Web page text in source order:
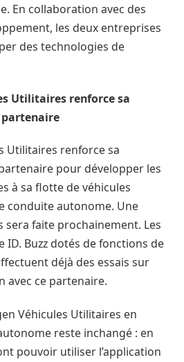
En collaboration avec des
les deux entreprises
des technologies de
Utilitaires renforce sa
Utilitaires renforce sa
pour développer les
à sa flotte de véhicules
conduite autonome. Une
sera faite prochainement. Les
Buzz dotés de fonctions de
déjà des essais sur
avec ce partenaire.
Véhicules Utilitaires en
reste inchangé : en
pouvoir utiliser l’application